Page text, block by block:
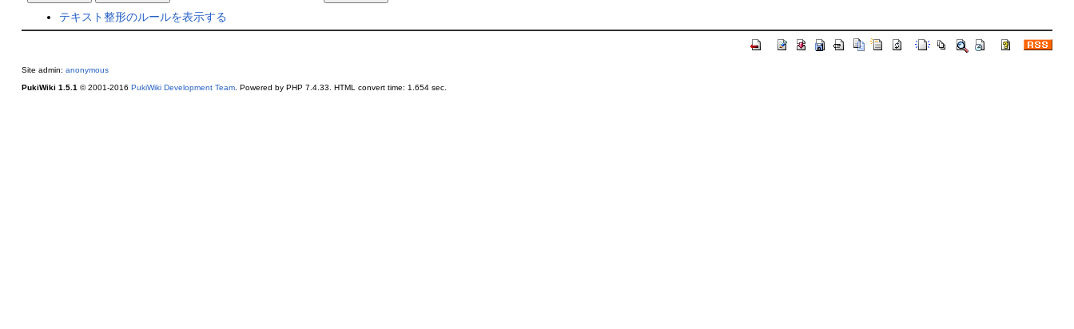
テキスト整形のルールを表示する
Site admin: anonymous
PukiWiki 1.5.1 © 2001-2016 PukiWiki Development Team. Powered by PHP 7.4.33. HTML convert time: 1.654 sec.